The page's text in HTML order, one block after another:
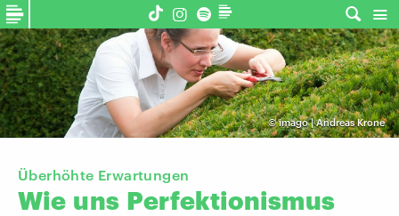
©imago | Andreas Krone
Überhöhte Erwartungen
Wie uns Perfektionismus